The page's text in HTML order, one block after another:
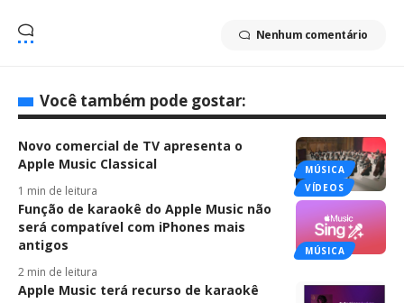
Nenhum comentário
Você também pode gostar:
MÚSICA
VÍDEOS
Novo comercial de TV apresenta o
Apple Music Classical
1 min de leitura
MÚSICA
Função de karaokê do Apple Music não
será compatível com iPhones mais
antigos
2 min de leitura
Apple Music terá recurso de karaokê